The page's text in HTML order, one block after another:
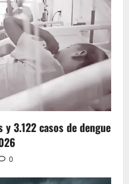
3.122 casos de dengue
0